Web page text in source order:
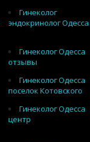
Гинеколог
эндокринолог Одесса
Гинеколог Одесса
отзывы
Гинеколог Одесса
поселок Котовского
Гинеколог Одесса
центр